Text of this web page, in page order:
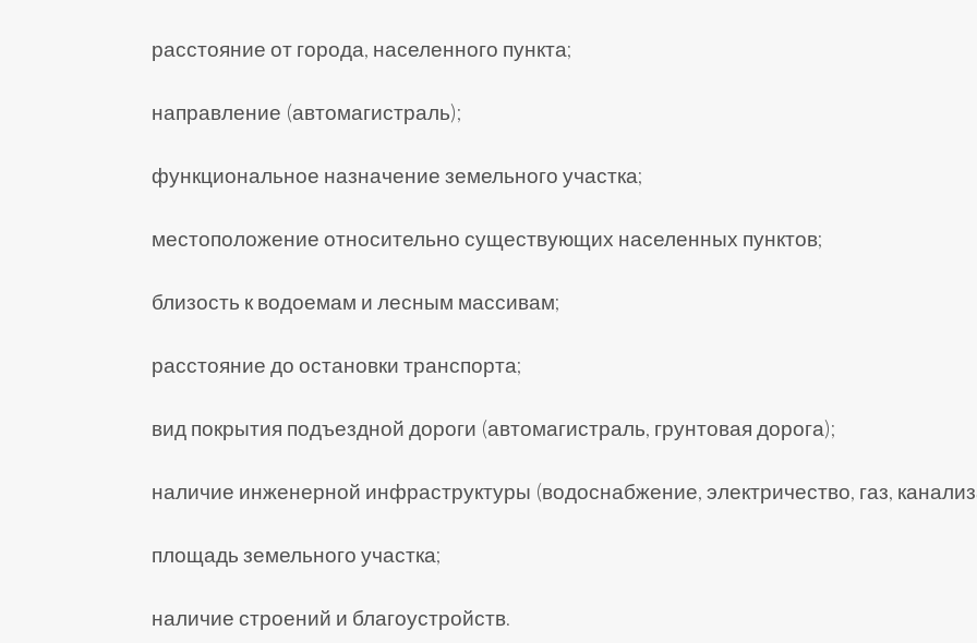
расстояние от города, населенного пункта;
направление (автомагистраль);
функциональное назначение земельного участка;
местоположение относительно существующих населенных пунктов;
близость к водоемам и лесным массивам;
расстояние до остановки транспорта;
вид покрытия подъездной дороги (автомагистраль, грунтовая дорога);
наличие инженерной инфраструктуры (водоснабжение, электричество, газ,
площадь земельного участка;
наличие строений и благоустройств.